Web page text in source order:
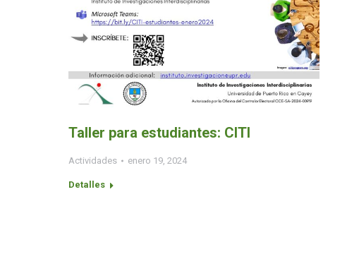
Taller para estudiantes: CITI
Actividades enero 19, 2024
Detalles